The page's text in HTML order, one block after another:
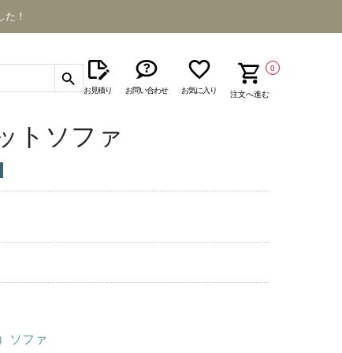
！
お見積り お問い合わせ お気に入り
0
注文へ進む
トソファ
ソファ